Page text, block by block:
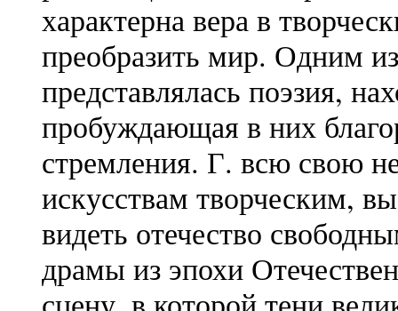
характерна вера в
преобразить мир. Одним
представлялась поэзия,
пробуждающая в них
стремления. Г. всю свою
искусствам творческим,
видеть отечество
драмы из эпохи